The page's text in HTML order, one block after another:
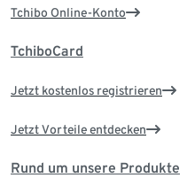
Tchibo Online-Konto
TchiboCard
Jetzt kostenlos registrieren
Jetzt Vorteile entdecken
Rund um unsere Produkte